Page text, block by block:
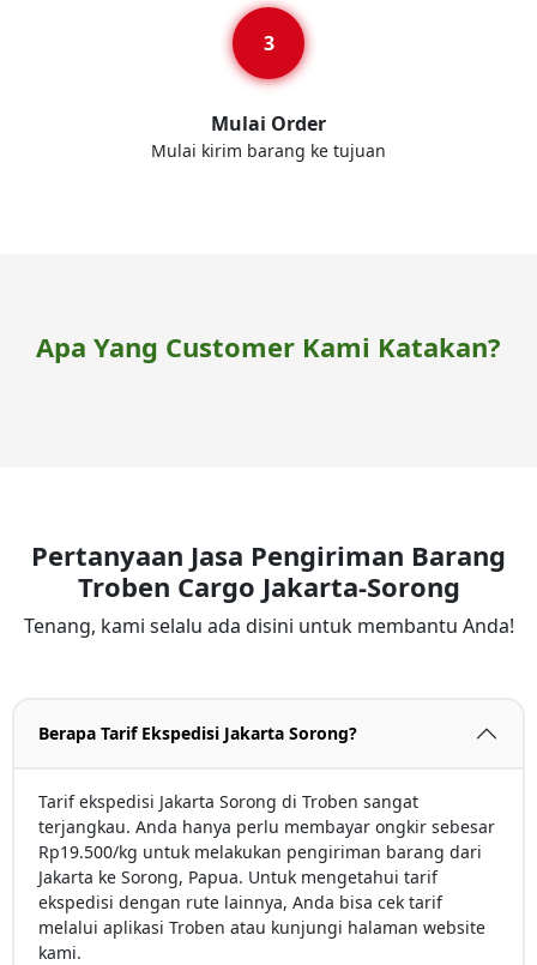
Mulai Order
Mulai kirim barang ke tujuan
Apa Yang Customer Kami Katakan?
Pertanyaan Jasa Pengiriman Barang
Troben Cargo Jakarta-Sorong
Tenang, kami selalu ada disini untuk membantu Anda!
Berapa Tarif Ekspedisi Jakarta Sorong?
Tarif ekspedisi Jakarta Sorong di Troben sangat
terjangkau. Anda hanya perlu membayar ongkir sebesar
Rp19.500/kg untuk melakukan pengiriman barang dari
Jakarta ke Sorong, Papua. Untuk mengetahui tarif
ekspedisi dengan rute lainnya, Anda bisa cek tarif
melalui aplikasi Troben atau kunjungi halaman website
kami.